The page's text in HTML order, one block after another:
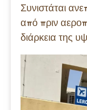
Συνιστάται
από πριν
διάρκεια της